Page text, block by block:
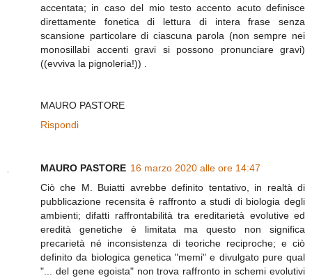
accentata; in caso del mio testo accento acuto definisce
direttamente fonetica di lettura di intera frase senza
scansione particolare di ciascuna parola (non sempre nei
monosillabi accenti gravi si possono pronunciare gravi)
((evviva la pignoleria!)) .
MAURO PASTORE
Rispondi
MAURO PASTORE 16 marzo 2020 alle ore 14:47
Ciò che M. Buiatti avrebbe definito tentativo, in realtà di
pubblicazione recensita è raffronto a studi di biologia degli
ambienti; difatti raffrontabilità tra ereditarietà evolutive ed
eredità genetiche è limitata ma questo non significa
precarietà né inconsistenza di teoriche reciproche; e ciò
definito da biologica genetica "memi" e divulgato pure qual
"... del gene egoista" non trova raffronto in schemi evolutivi